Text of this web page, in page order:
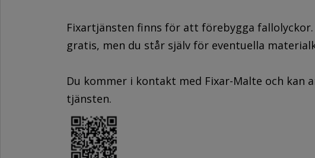
Fixartjänsten finns för att förebygga
gratis, men du står själv för eventuella
Du kommer i kontakt med Fixar-Malte och kan
tjänsten.